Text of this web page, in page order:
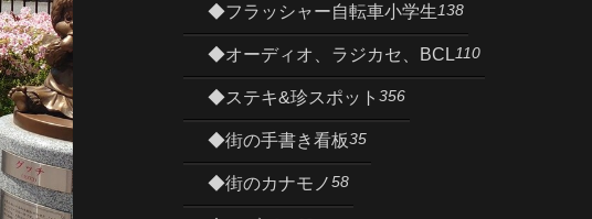
◆フラッシャー自転車小学生138
◆オーディオ、ラジカセ、BCL110
◆ステキ&珍スポット 356
◆街の手書き看板35
◆街のカナモノ58